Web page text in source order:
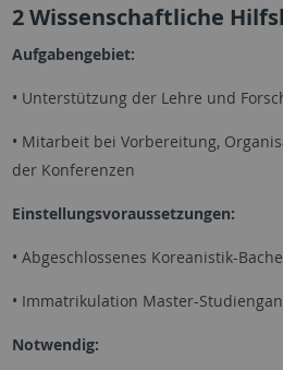
2 Wissenschaftliche
Aufgabengebiet:
• Unterstützung der Lehre und
• Mitarbeit bei Vorbereitung,
der Konferenzen
Einstellungsvoraussetzungen:
• Abgeschlossenes Koreanistik-
• Immatrikulation Master-
Notwendig: